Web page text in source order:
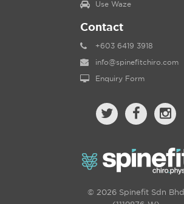
Use Waze
Contact
+603 6419 3918
info@spinefitchiro.com
Enquiry Form
© 2026 Spinefit Sdn Bhd